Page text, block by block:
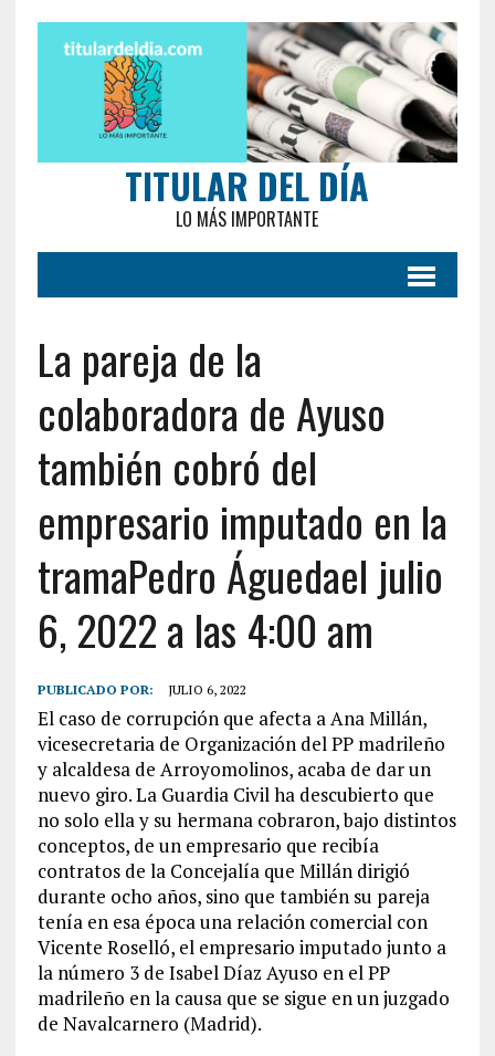
TITULAR DEL DÍA
LO MÁS IMPORTANTE
La pareja de la
colaboradora de Ayuso
también cobró del
empresario imputado en la
tramaPedro Águedael julio
6, 2022 a las 4:00 am
PUBLICADO POR: JULIO 6, 2022
El caso de corrupción que afecta a Ana Millán,
vicesecretaria de Organización del PP madrileño
y alcaldesa de Arroyomolinos, acaba de dar un
nuevo giro. La Guardia Civil ha descubierto que
no solo ella y su hermana cobraron, bajo distintos
conceptos, de un empresario que recibía
contratos de la Concejalía que Millán dirigió
durante ocho años, sino que también su pareja
tenía en esa época una relación comercial con
Vicente Roselló, el empresario imputado junto a
la número 3 de Isabel Díaz Ayuso en el PP
madrileño en la causa que se sigue en un juzgado
de Navalcarnero (Madrid).